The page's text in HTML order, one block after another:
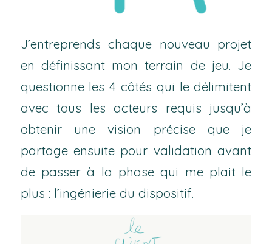
J’entreprends chaque nouveau projet
en définissant mon terrain de jeu. Je
questionne les 4 côtés qui le délimitent
avec tous les acteurs requis jusqu’à
obtenir une vision précise que je
partage ensuite pour validation avant
de passer à la phase qui me plait le
plus : l’ingénierie du dispositif.